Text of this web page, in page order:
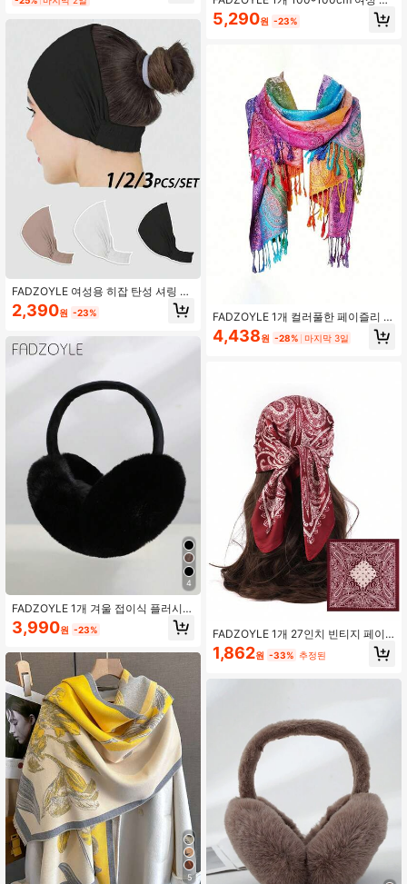
밴드, 야외 추운 날씨에 적합
FADZOYLE 여성용 히잡 탄성 셔링 미
끄럼 방지 땀 흡수 와이드 챙 헤드스카
프 캡 편안한 스포츠용 언더캡 헤어 스
리 여성 베일
2,390원 -23%
4
FADZOYLE 1개 겨울 접이식 플러시
귀마개, 여성용 귀여운 조절 가능한 헤
드밴드 귀마개, 플러시 플리스 안감,
3,990원 -23%
5
아한 솔리드 컬러 스퀘어 레이스 트림
헤드스카프 스카프 숄 헤어밴드 경량
5,290원 -23%
FADZOYLE 1개 컬러풀한 페이즐리 기
하학 패턴 술 장식 우아한 부드러운 스
카프 숄 랩 긴 스카프 따뜻하고 부드러
4,438원 -28% 마지막 3일
FADZOYLE 1개 27인치 빈티지 페이
즐리 기하 작은 메달리온 프린트 사각
헤드스카프 헤어 스카프 헤드스카프
스 여행 선물
1,862원 -33% 추정된